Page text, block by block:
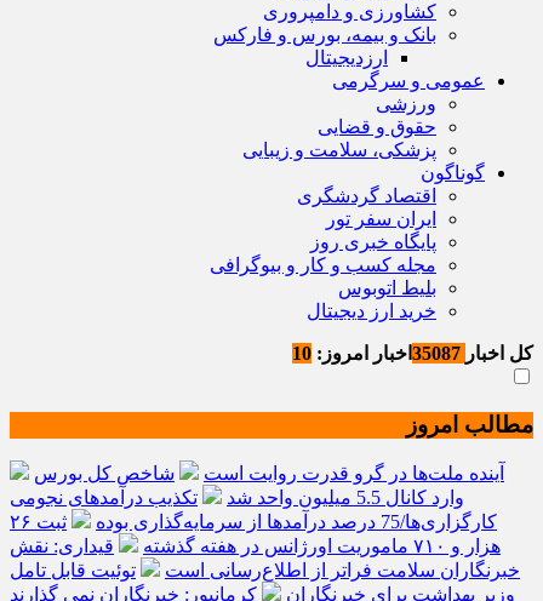
کشاورزی و دامپروری
بانک و بیمه، بورس و فارکس
ارزدیجیتال
عمومی و سرگرمی
ورزشی
حقوق و قضایی
پزشکی، سلامت و زیبایی
گوناگون
اقتصاد گردشگری
ایران سفر تور
پایگاه خبری روز
مجله کسب و کار و بیوگرافی
بلیط اتوبوس
خرید ارز دیجیتال
کل اخبار اخبار امروز: 10
مطالب امروز
آینده ملت‌ها در گرو قدرت روایت است
شاخص کل بورس
وارد کانال 5.5 میلیون واحد شد
تکذیب درآمدهای نجومی
کارگزاری‌ها/75 درصد درآمدها از سرمایه‌گذاری بوده
ثبت ۲۶
هزار و ۷۱۰ ماموریت اورژانس در هفته گذشته
قیداری: نقش
خبرنگاران سلامت فراتر از اطلاع‌رسانی است
توئیت قابل تامل
وزیر بهداشت برای خبرنگاران
کرمانپور: خبرنگاران نمی گذارند